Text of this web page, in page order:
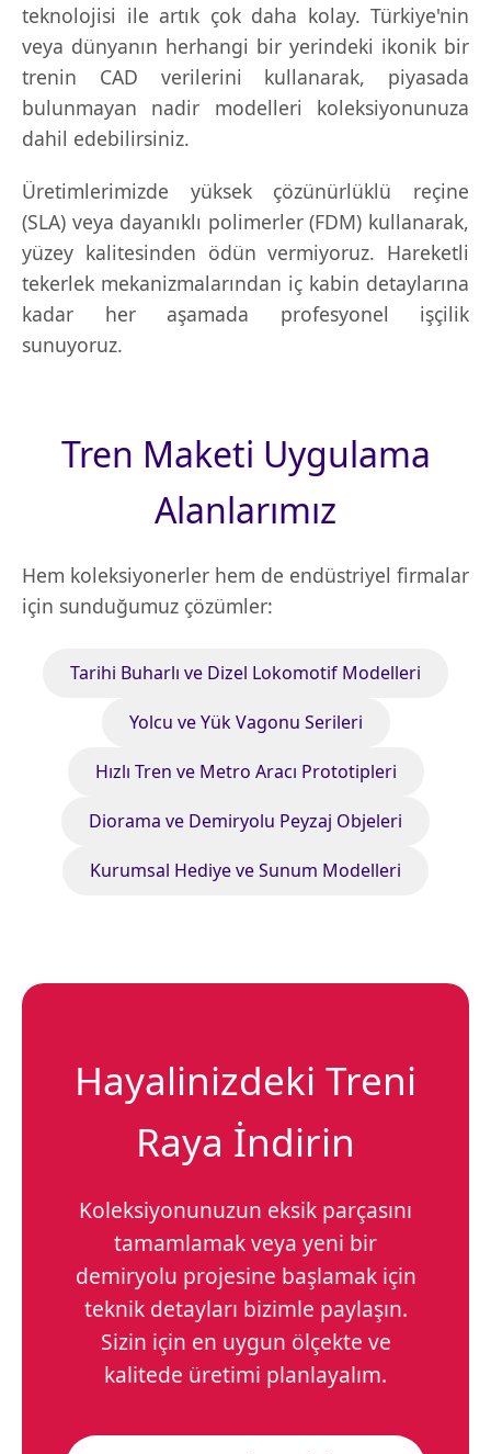
teknolojisi ile artık çok daha kolay. Türkiye'nin
veya dünyanın herhangi bir yerindeki ikonik bir
trenin CAD verilerini kullanarak, piyasada
bulunmayan nadir modelleri koleksiyonunuza
dahil edebilirsiniz.
Üretimlerimizde yüksek çözünürlüklü reçine
(SLA) veya dayanıklı polimerler (FDM) kullanarak,
yüzey kalitesinden ödün vermiyoruz. Hareketli
tekerlek mekanizmalarından iç kabin detaylarına
kadar her aşamada profesyonel işçilik
sunuyoruz.
Tren Maketi Uygulama
Alanlarımız
Hem koleksiyonerler hem de endüstriyel firmalar
için sunduğumuz çözümler:
Tarihi Buharlı ve Dizel Lokomotif Modelleri
Yolcu ve Yük Vagonu Serileri
Hızlı Tren ve Metro Aracı Prototipleri
Diorama ve Demiryolu Peyzaj Objeleri
Kurumsal Hediye ve Sunum Modelleri
Hayalinizdeki Treni
Raya İndirin
Koleksiyonunuzun eksik parçasını
tamamlamak veya yeni bir
demiryolu projesine başlamak için
teknik detayları bizimle paylaşın.
Sizin için en uygun ölçekte ve
kalitede üretimi planlayalım.